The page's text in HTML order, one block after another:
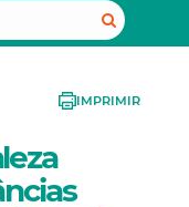
IMPRIMIR